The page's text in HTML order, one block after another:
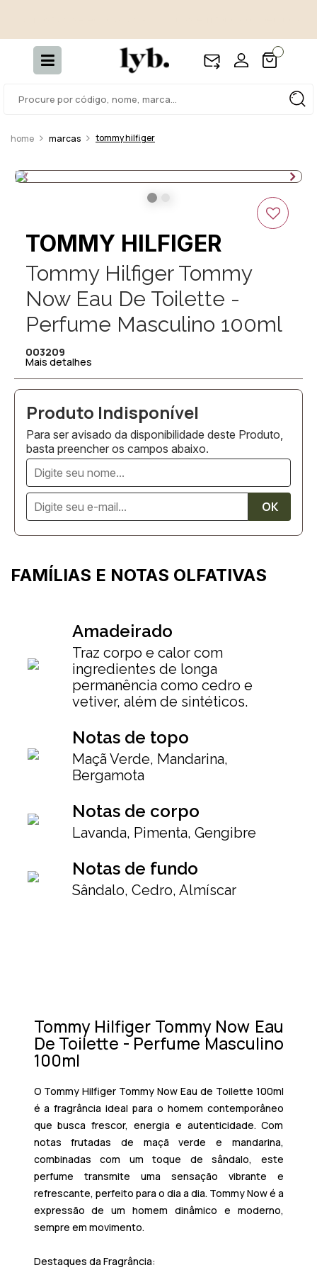
marcas tommy hilfiger
TOMMY HILFIGER
Tommy Hilfiger Tommy
Now Eau De Toilette -
Perfume Masculino 100ml
003209
Mais detalhes
Para ser avisado da disponibilidade deste Produto,
basta preencher os campos abaixo.
FAMÍLIAS E NOTAS OLFATIVAS
Amadeirado
Traz corpo e calor com
ingredientes de longa
permanência como cedro e
vetiver, além de sintéticos.
Notas de topo
Maçã Verde, Mandarina,
Bergamota
Notas de corpo
Lavanda, Pimenta, Gengibre
Notas de fundo
Sândalo, Cedro, Almíscar
Tommy Hilfiger Tommy Now Eau
De Toilette - Perfume Masculino
100ml
O Tommy Hilfiger Tommy Now Eau de Toilette 100ml
é a fragrância ideal para o homem contemporâneo
que busca frescor, energia e autenticidade. Com
notas frutadas de maçã verde e mandarina,
combinadas com um toque de sândalo, este
perfume transmite uma sensação vibrante e
refrescante, perfeito para o dia a dia. Tommy Now é a
expressão de um homem dinâmico e moderno,
sempre em movimento.
Destaques da Fragrância: